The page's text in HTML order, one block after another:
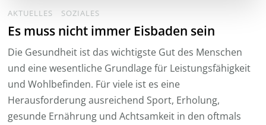
AKTUELLES SOZIALES
Es muss nicht immer Eisbaden sein
Die Gesundheit ist das wichtigste Gut des Menschen
und eine wesentliche Grundlage für Leistungsfähigkeit
und Wohlbefinden. Für viele ist es eine
Herausforderung ausreichend Sport, Erholung,
gesunde Ernährung und Achtsamkeit in den oftmals